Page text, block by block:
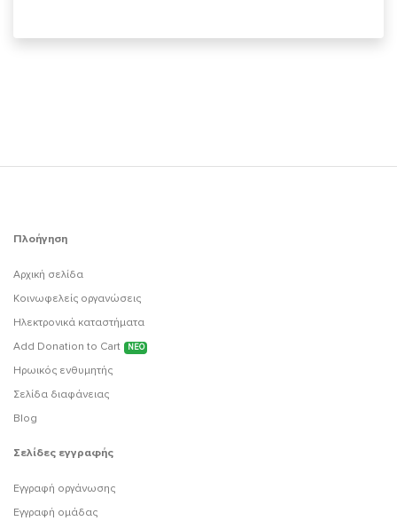
Πλοήγηση
Αρχική σελίδα
Κοινωφελείς οργανώσεις
Ηλεκτρονικά καταστήματα
Add Donation to Cart
ΝΕΟ
Ηρωικός ενθυμητής
Σελίδα διαφάνειας
Blog
Σελίδες εγγραφής
Εγγραφή οργάνωσης
Εγγραφή ομάδας